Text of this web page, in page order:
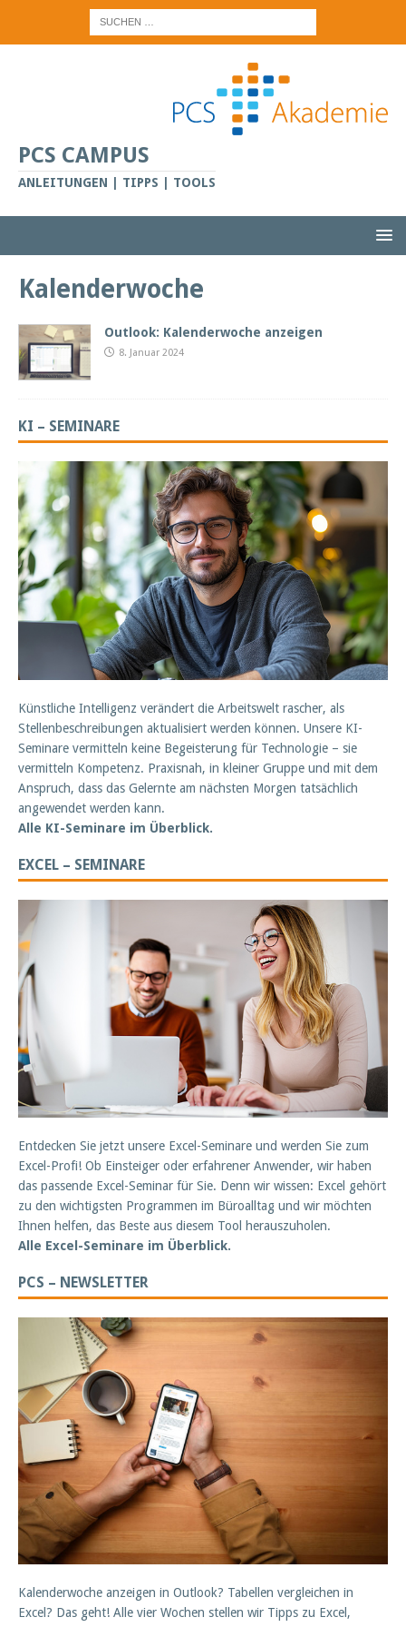
PCS CAMPUS
ANLEITUNGEN | TIPPS | TOOLS
Kalenderwoche
Outlook: Kalenderwoche anzeigen
8. Januar 2024
KI – SEMINARE
Künstliche Intelligenz verändert die Arbeitswelt rascher, als
Stellenbeschreibungen aktualisiert werden können. Unsere KI-
Seminare vermitteln keine Begeisterung für Technologie – sie
vermitteln Kompetenz. Praxisnah, in kleiner Gruppe und mit dem
Anspruch, dass das Gelernte am nächsten Morgen tatsächlich
angewendet werden kann.
Alle KI-Seminare im Überblick.
EXCEL – SEMINARE
Entdecken Sie jetzt unsere Excel-Seminare und werden Sie zum
Excel-Profi! Ob Einsteiger oder erfahrener Anwender, wir haben
das passende Excel-Seminar für Sie. Denn wir wissen: Excel gehört
zu den wichtigsten Programmen im Büroalltag und wir möchten
Ihnen helfen, das Beste aus diesem Tool herauszuholen.
Alle Excel-Seminare im Überblick.
PCS – NEWSLETTER
Kalenderwoche anzeigen in Outlook? Tabellen vergleichen in
Excel? Das geht! Alle vier Wochen stellen wir Tipps zu Excel,